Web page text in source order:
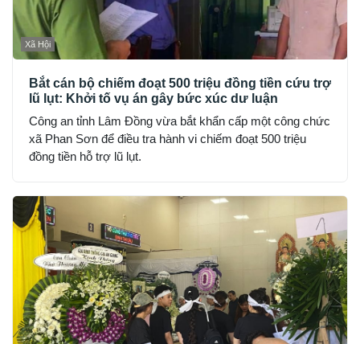
Xã Hội
Bắt cán bộ chiếm đoạt 500 triệu đồng tiền cứu trợ
lũ lụt: Khởi tố vụ án gây bức xúc dư luận
Công an tỉnh Lâm Đồng vừa bắt khẩn cấp một công chức
xã Phan Sơn để điều tra hành vi chiếm đoạt 500 triệu
đồng tiền hỗ trợ lũ lụt.